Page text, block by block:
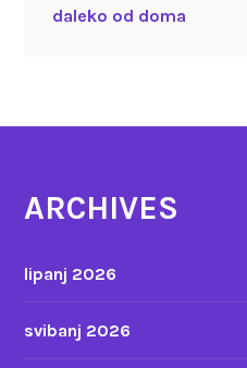
daleko od doma
ARCHIVES
lipanj 2026
svibanj 2026